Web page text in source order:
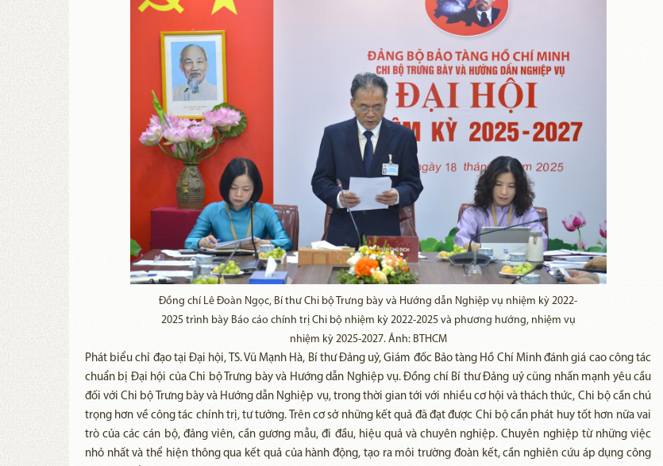
Đồng chí Lê Đoàn Ngọc, Bí thư Chi bộ Trưng bày và Hướng dẫn Nghiệp vụ nhiệm kỳ 2022-
2025 trình bày Báo cáo chính trị Chi bộ nhiệm kỳ 2022-2025 và phương hướng, nhiệm vụ
nhiệm kỳ 2025-2027. Ảnh: BTHCM
Phát biểu chỉ đạo tại Đại hội, TS. Vũ Mạnh Hà, Bí thư Đảng uỷ, Giám đốc Bảo tàng Hồ Chí Minh đánh giá cao công tác
chuẩn bị Đại hội của Chi bộ Trưng bày và Hướng dẫn Nghiệp vụ. Đồng chí Bí thư Đảng uỷ cũng nhấn mạnh yêu cầu
đối với Chi bộ Trưng bày và Hướng dẫn Nghiệp vụ, trong thời gian tới với nhiều cơ hội và thách thức, Chi bộ cần chú
trọng hơn về công tác chính trị, tư tưởng. Trên cơ sở những kết quả đã đạt được Chi bộ cần phát huy tốt hơn nữa vai
trò của các cán bộ, đảng viên, cần gương mẫu, đi đầu, hiệu quả và chuyên nghiệp. Chuyên nghiệp từ những việc
nhỏ nhất và thể hiện thông qua kết quả của hành động, tạo ra môi trường đoàn kết, cần nghiên cứu áp dụng công